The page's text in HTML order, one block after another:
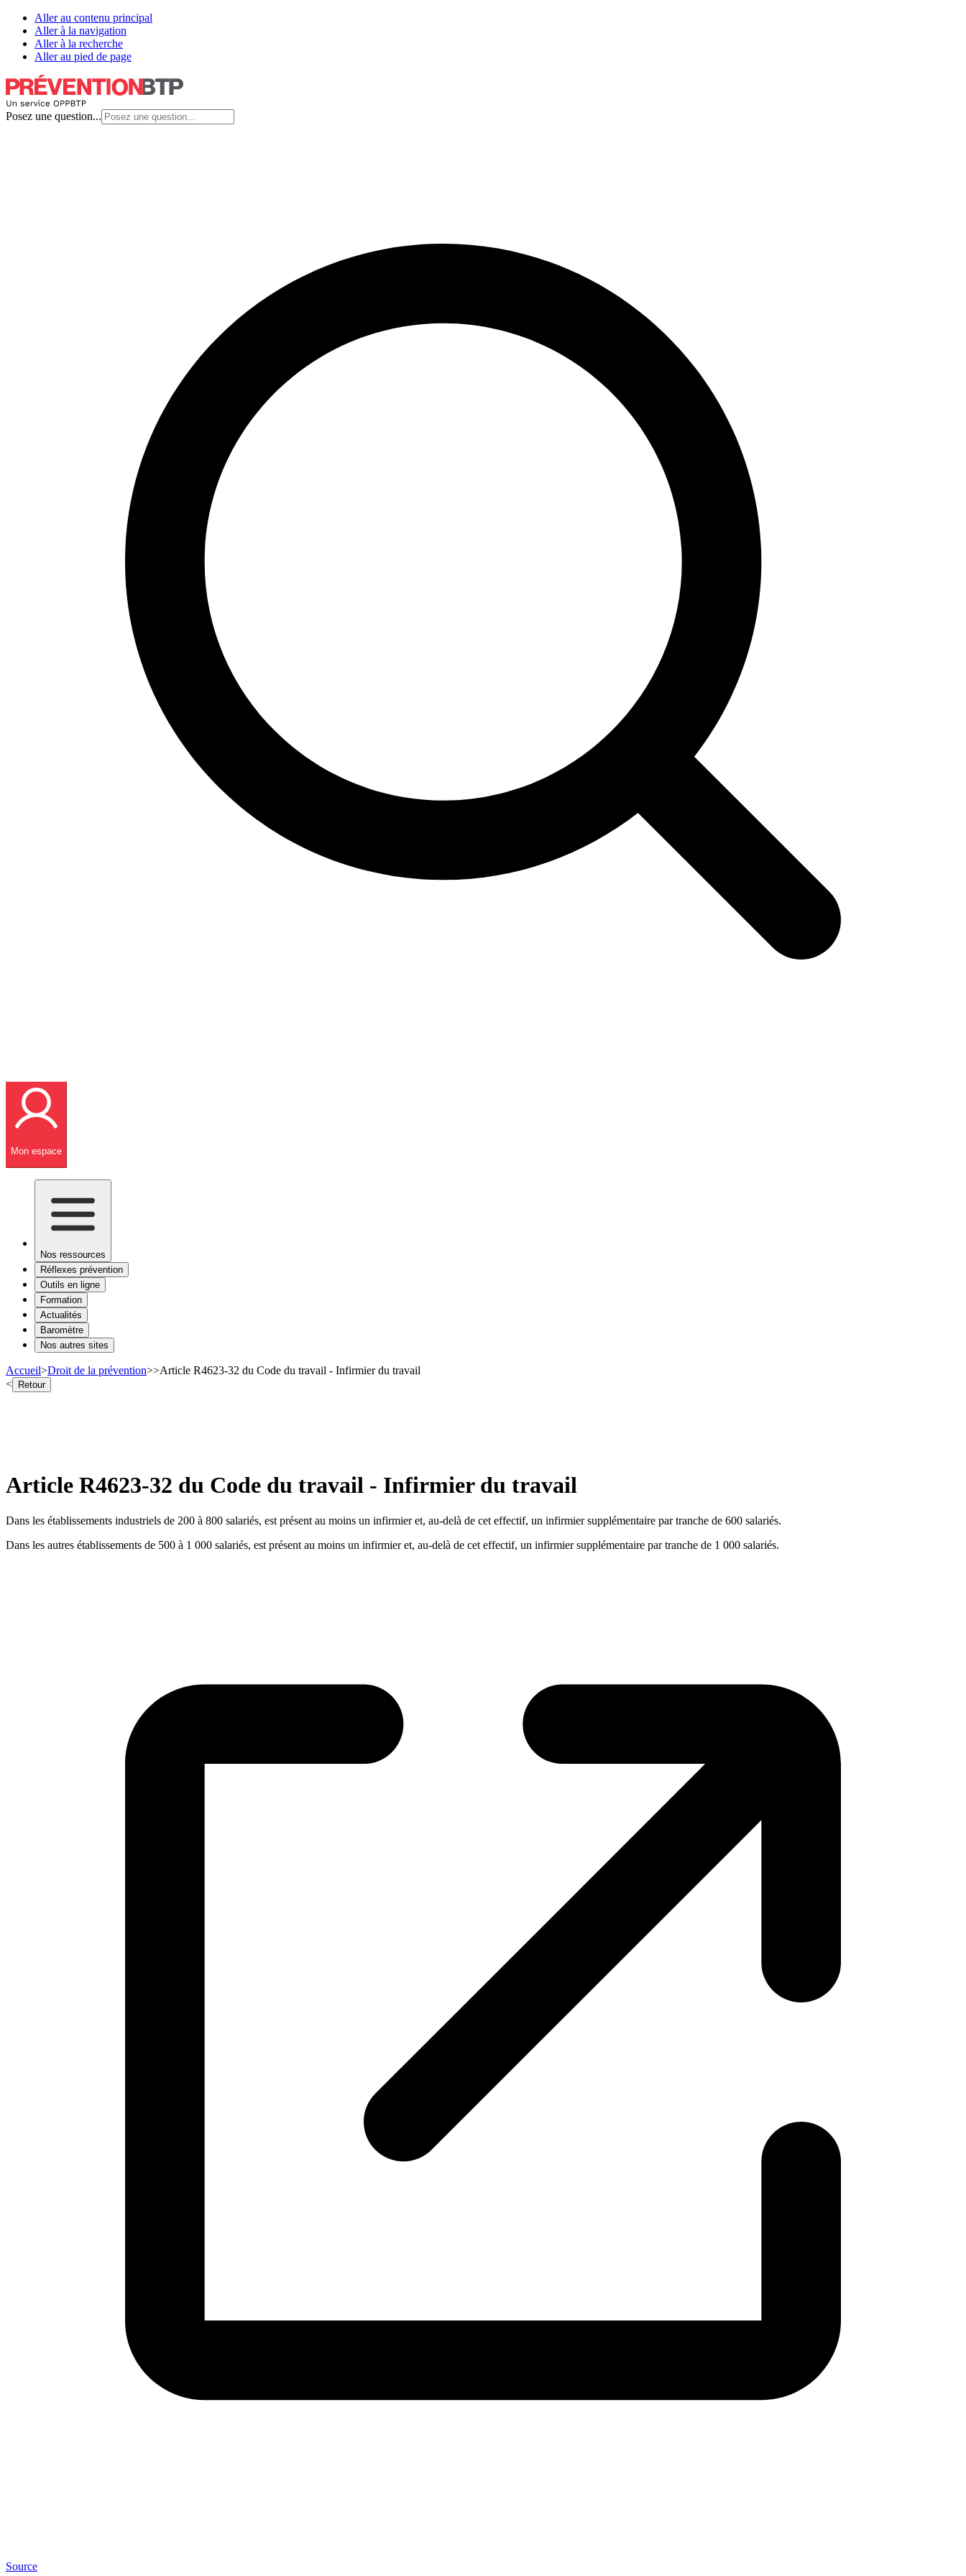
Aller au contenu principal
Aller à la navigation
Aller à la recherche
Aller au pied de page
Posez une question...
Mon espace
Nos ressources
Réflexes prévention
Outils en ligne
Formation
Actualités
Baromètre
Nos autres sites
Accueil>Droit de la prévention>>Article R4623-32 du Code du travail - Infirmier du travail
< Retour
Article R4623-32 du Code du travail - Infirmier du travail
Dans les établissements industriels de 200 à 800 salariés, est présent au moins un infirmier et, au-delà de cet effectif, un infirmier supplémentaire par tranche de 600 salariés.
Dans les autres établissements de 500 à 1 000 salariés, est présent au moins un infirmier et, au-delà de cet effectif, un infirmier supplémentaire par tranche de 1 000 salariés.
Source